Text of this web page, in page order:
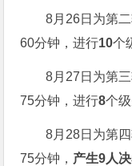
8月26日为第
60分钟，进行10个
8月27日为第
75分钟，进行8个
8月28日为第
75分钟， 产生9人